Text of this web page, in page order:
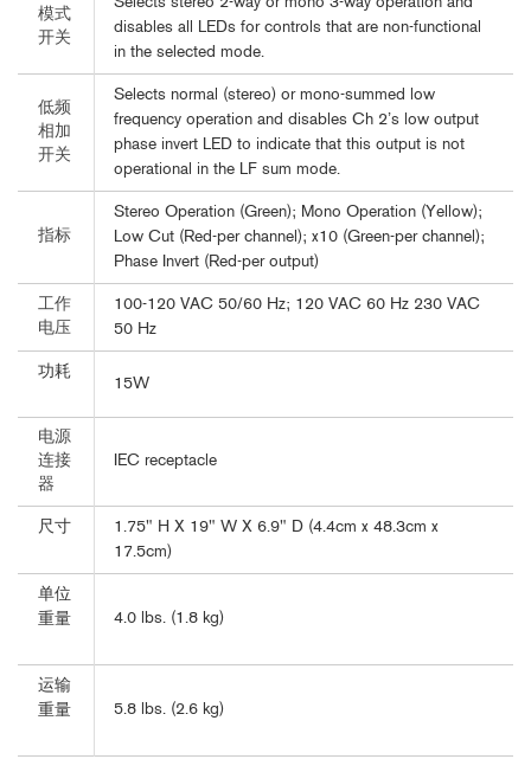
模式
开关
disables all LEDs for controls that are non-functional
in the selected mode.
低频
相加
开关
Selects normal (stereo) or mono-summed low
frequency operation and disables Ch 2’s low output
phase invert LED to indicate that this output is not
operational in the LF sum mode.
指标
Stereo Operation (Green); Mono Operation (Yellow);
Low Cut (Red-per channel); x10 (Green-per channel);
Phase Invert (Red-per output)
工作
电压
100-120 VAC 50/60 Hz; 120 VAC 60 Hz 230 VAC
50 Hz
功耗
15W
电源
连接
器
IEC receptacle
尺寸
1.75" H X 19" W X 6.9" D (4.4cm x 48.3cm x
17.5cm)
单位
重量
4.0 lbs. (1.8 kg)
运输
重量
5.8 lbs. (2.6 kg)